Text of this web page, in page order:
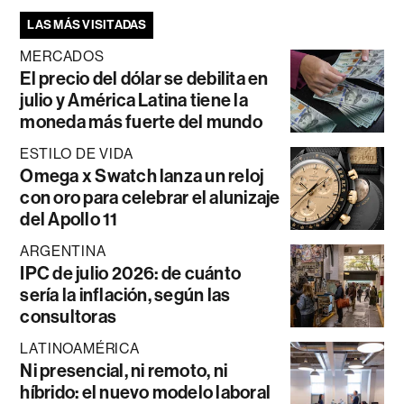
LAS MÁS VISITADAS
MERCADOS
El precio del dólar se debilita en
julio y América Latina tiene la
moneda más fuerte del mundo
ESTILO DE VIDA
Omega x Swatch lanza un reloj
con oro para celebrar el alunizaje
del Apollo 11
ARGENTINA
IPC de julio 2026: de cuánto
sería la inflación, según las
consultoras
LATINOAMÉRICA
Ni presencial, ni remoto, ni
híbrido: el nuevo modelo laboral